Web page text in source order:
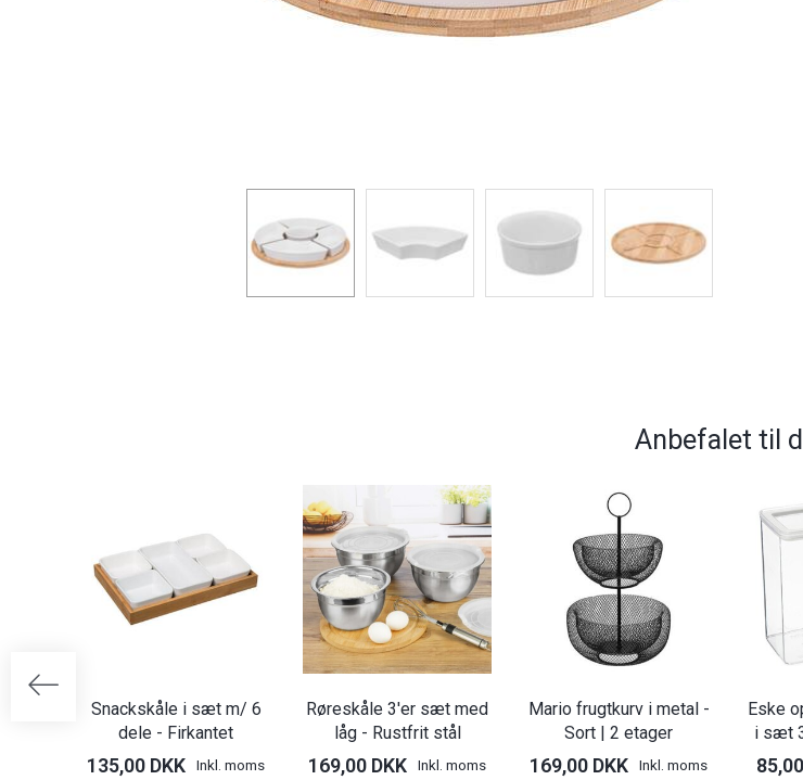
Anbefalet til
Snackskåle i sæt m/ 6
dele - Firkantet
135,00 DKK Inkl. moms
Røreskåle 3'er sæt med
låg - Rustfrit stål
169,00 DKK Inkl. moms
Mario frugtkurv i metal -
Sort | 2 etager
169,00 DKK Inkl. moms
Eske
i sæt